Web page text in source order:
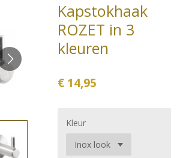
Kapstokhaak
ROZET in 3
kleuren
€ 14,95
Kleur